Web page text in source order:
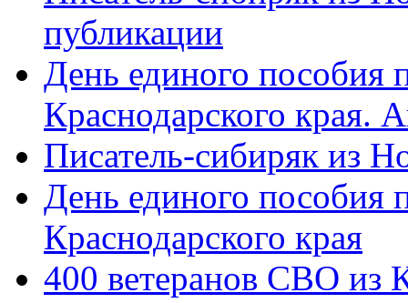
публикации
День единого пособия
Краснодарского края.
Писатель-сибиряк из
День единого пособия
Краснодарского края
400 ветеранов СВО из